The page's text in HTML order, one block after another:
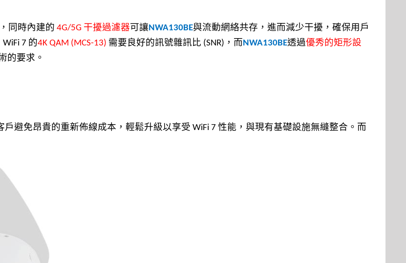
同時內建的 4G/5G 干擾過濾器可讓NWA130BE與流動網絡共存，進而減少干擾，確保用戶
WiFi 7 的4K QAM (MCS-13) 需要良好的訊號雜訊比 (SNR) ，而NWA130BE透過優秀的矩形設
的要求。
戶避免昂貴的重新佈線成本，輕鬆升級以享受 WiFi 7 性能，與現有基礎設施無縫整合 。而